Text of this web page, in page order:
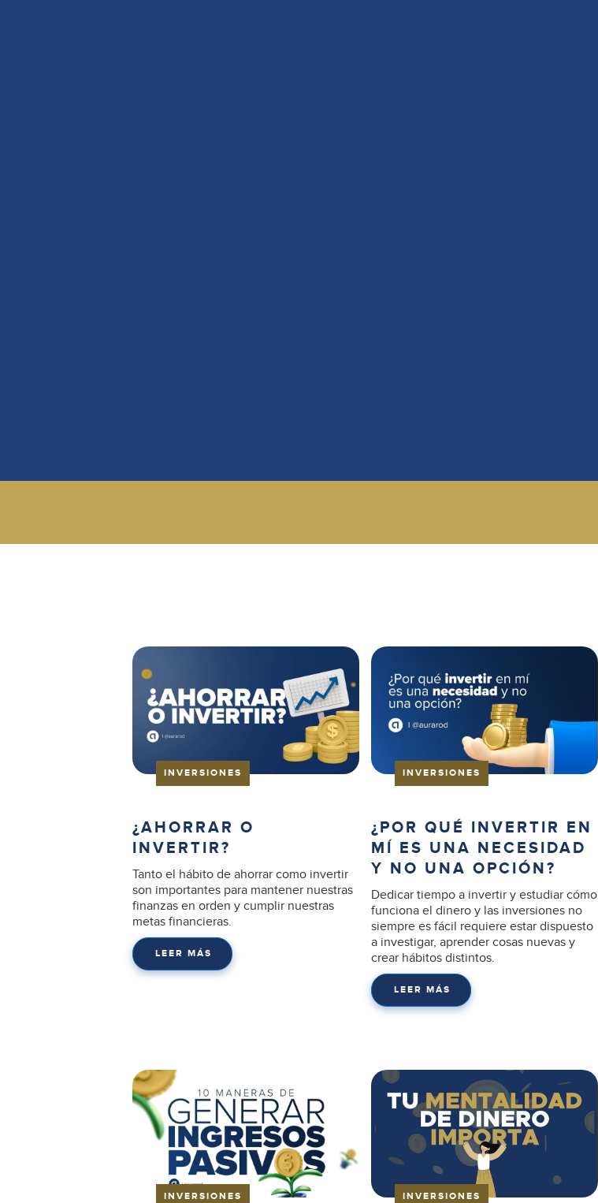
INVERSIONES
¿AHORRAR O
INVERTIR?
Tanto el hábito de ahorrar como invertir
son importantes para mantener nuestras
finanzas en orden y cumplir nuestras
metas financieras.
LEER MÁS
INVERSIONES
¿POR QUÉ INVERTIR EN
MÍ ES UNA NECESIDAD
Y NO UNA OPCIÓN?
Dedicar tiempo a invertir y estudiar cómo
funciona el dinero y las inversiones no
siempre es fácil requiere estar dispuesto
a investigar, aprender cosas nuevas y
crear hábitos distintos.
LEER MÁS
INVERSIONES INVERSIONES